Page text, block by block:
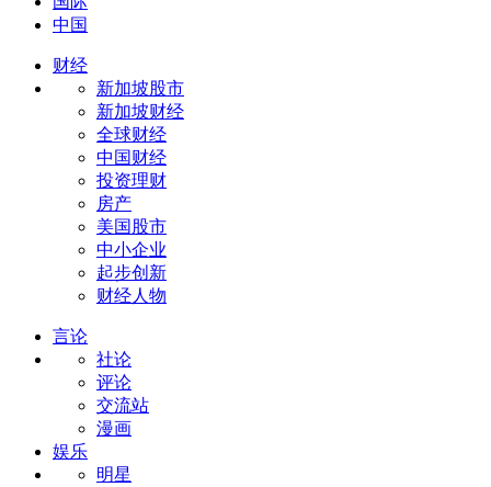
中国
财经
新加坡股市
新加坡财经
全球财经
中国财经
投资理财
房产
美国股市
中小企业
起步创新
财经人物
言论
社论
评论
交流站
漫画
娱乐
明星